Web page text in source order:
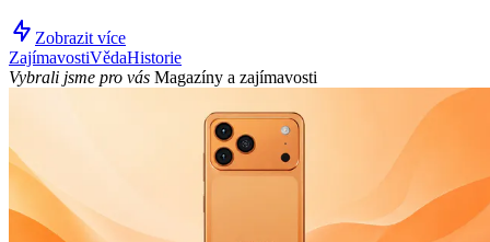
Zobrazit více
ZajímavostiVědaHistorie
Vybrali jsme pro vás Magazíny a zajímavosti